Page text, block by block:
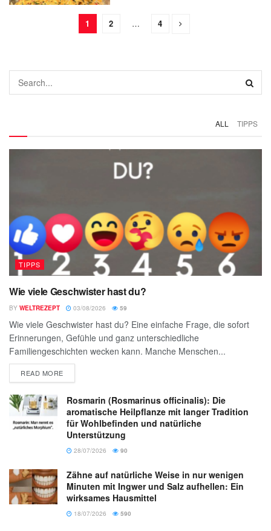
1 2 … 4
ALL TIPPS
TIPPS
Wie viele Geschwister hast du?
BY WELTREZEPT 03/08/2026 59
Wie viele Geschwister hast du? Eine einfache Frage, die sofort
Erinnerungen, Gefühle und ganz unterschiedliche
Familiengeschichten wecken kann. Manche Menschen...
READ MORE
Rosmarin (Rosmarinus officinalis): Die
aromatische Heilpflanze mit langer Tradition
für Wohlbefinden und natürliche
Unterstützung
28/07/2026 90
Zähne auf natürliche Weise in nur wenigen
Minuten mit Ingwer und Salz aufhellen: Ein
wirksames Hausmittel
18/07/2026 590